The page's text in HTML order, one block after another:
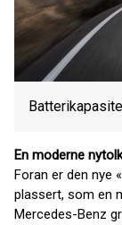
En moderne
Foran er den nye
plassert, som en
Mercedes-Benz